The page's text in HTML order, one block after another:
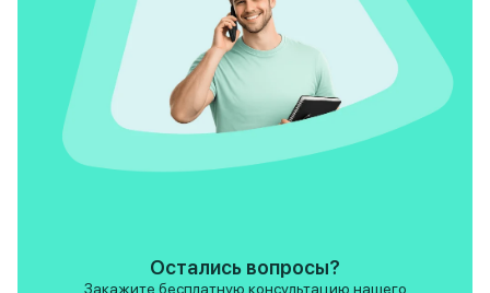
Остались вопросы?
Закажите бесплатную консультацию нашего